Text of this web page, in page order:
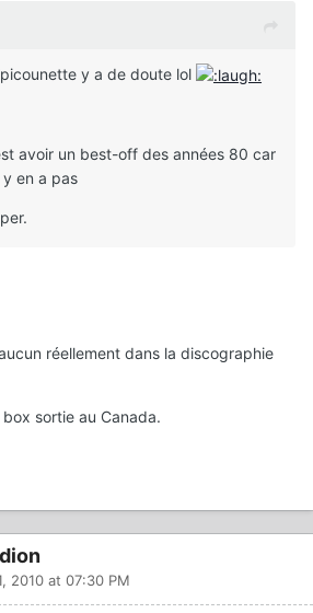
y a de doute lol
avoir un best-off des années 80 car
en a pas
réellement dans la discographie
sortie au Canada.
2010 at 07:30 PM